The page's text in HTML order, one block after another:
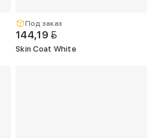
144,19 BYN
Под заказ
Skin Coat White